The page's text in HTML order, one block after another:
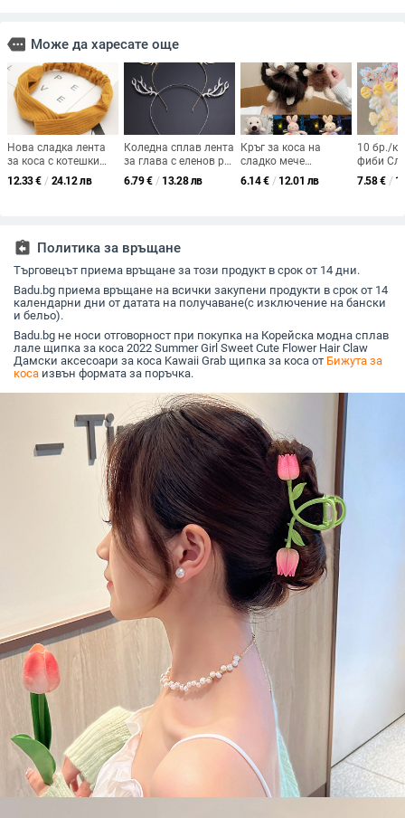
more Може да харесате още
Нова сладка лента
за коса с котешки
уши, измиване на
лице, женска
знаменитости, маска
за лице, лента за
коса
12.33€ / 24.12 лв
Коледна сплав лента
за глава с еленов рог
Мода Жени
Момичета
Шапки с еленов рог
6.79€ / 13.28 лв
Кръг за коса на
сладко мече
Еластична шапка за
момичета Гумена
6.14€ / 12.01 лв
10 бр./
фиби
Фиби с
7.58€ /
assignment_return Политика за връщане
Търговецът приема връщане за този продукт в срок от 14 дни.
Badu.bg приема връщане на всички закупени продукти в срок от 14
календарни дни от датата на получаване(с изключение на бански
и бельо).
Badu.bg не носи отговорност при покупка на Корейска модна сплав
лале щипка за коса 2022 Summer Girl Sweet Cute Flower Hair Claw
Дамски аксесоари за коса Kawaii Grab щипка за коса от Бижута за
коса извън формата за поръчка.